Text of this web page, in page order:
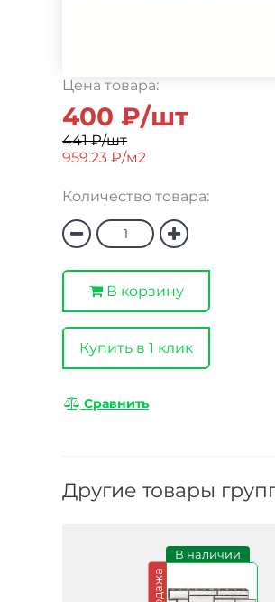
Цена товара:
400 ₽/шт
441 ₽/шт
959.23 ₽/м2
Количество товара:
В корзину
Купить в 1 клик
Сравнить
Другие товары
В наличии